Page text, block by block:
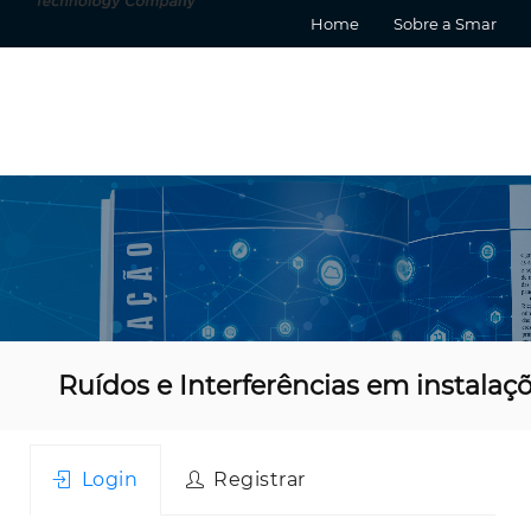
Home Sobre a Smar
Ruídos e Interferências em
Login Registrar